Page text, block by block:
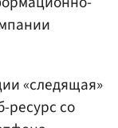
«следящая»
ресурс со